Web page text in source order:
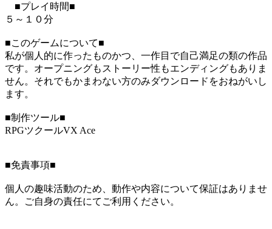
■プレイ時間■
５～１０分
■このゲームについて■
私が個人的に作ったものかつ、一作目で自己満足の類の作品
です。オープニングもストーリー性もエンディングもありま
せん。それでもかまわない方のみダウンロードをおねがいし
ます。
■制作ツール■
RPGツクールVX Ace
■免責事項■
個人の趣味活動のため、動作や内容について保証はありませ
ん。ご自身の責任にてご利用ください。